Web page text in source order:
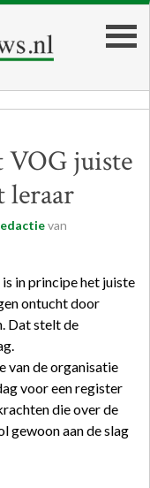
juiste
leraar
van
in principe het juiste
ontucht door
Dat stelt de
van de organisatie
voor een register
die over de
gewoon aan de slag